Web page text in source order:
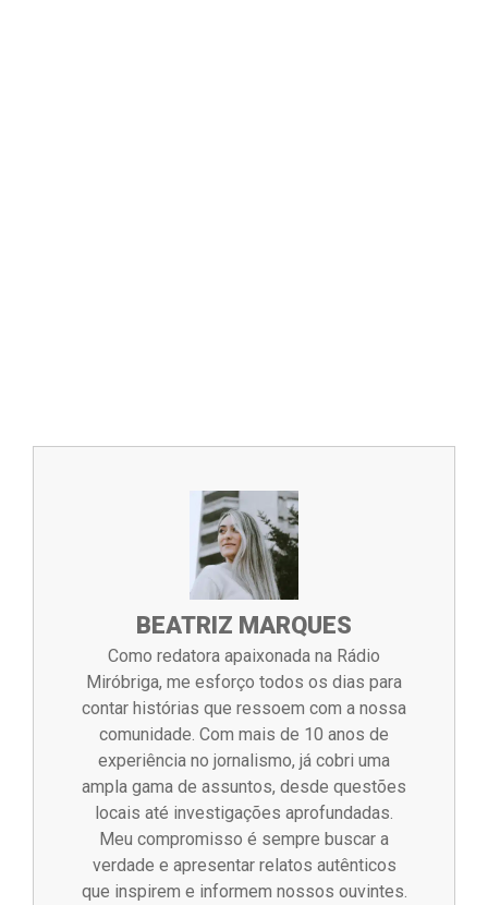
BEATRIZ MARQUES
Como redatora apaixonada na Rádio
Miróbriga, me esforço todos os dias para
contar histórias que ressoem com a nossa
comunidade. Com mais de 10 anos de
experiência no jornalismo, já cobri uma
ampla gama de assuntos, desde questões
locais até investigações aprofundadas.
Meu compromisso é sempre buscar a
verdade e apresentar relatos autênticos
que inspirem e informem nossos ouvintes.